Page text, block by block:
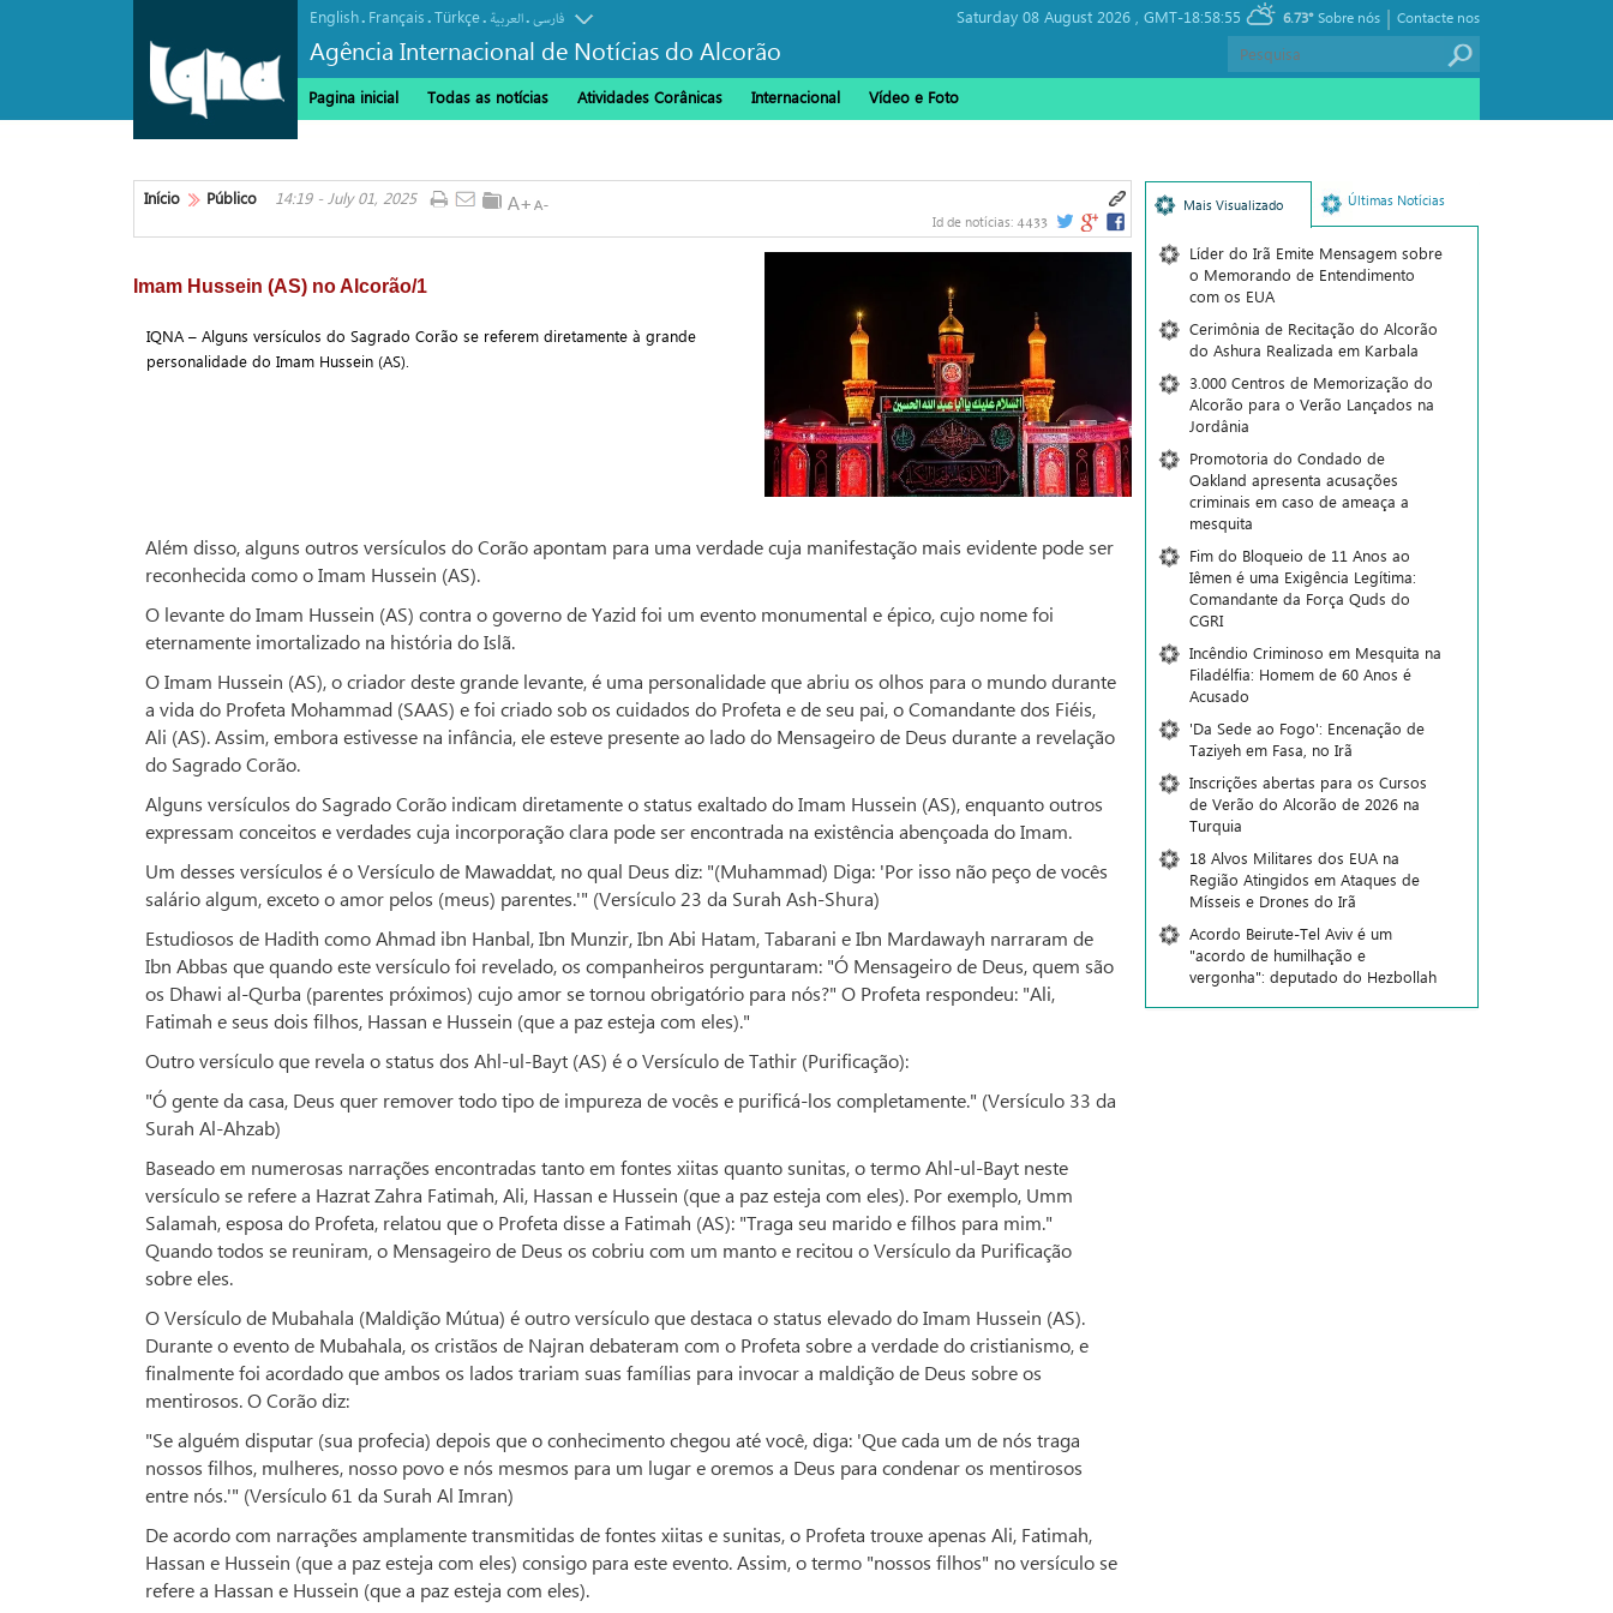
English. Français.Türkçe. العربیة.فارسی
Agência Internacional de Notícias do Alcorão
Saturday 08 August 2026 , GMT-18:58:55 6.73° Contacte nos
|
Sobre nós
Pagina inicial Todas as notícias Atividades Corânicas Internacional Vídeo e Foto
Início Público 14:19 - July 01, 2025
Id de notícias: 4433
Imam Hussein (AS) no Alcorão/1
IQNA – Alguns versículos do Sagrado Corão se referem diretamente à grande
personalidade do Imam Hussein (AS).
Além disso, alguns outros versículos do Corão apontam para uma verdade cuja manifestação mais evidente pode ser
reconhecida como o Imam Hussein (AS).
O levante do Imam Hussein (AS) contra o governo de Yazid foi um evento monumental e épico, cujo nome foi
eternamente imortalizado na história do Islã.
O Imam Hussein (AS), o criador deste grande levante, é uma personalidade que abriu os olhos para o mundo durante
a vida do Profeta Mohammad (SAAS) e foi criado sob os cuidados do Profeta e de seu pai, o Comandante dos Fiéis,
Ali (AS). Assim, embora estivesse na infância, ele esteve presente ao lado do Mensageiro de Deus durante a revelação
do Sagrado Corão.
Alguns versículos do Sagrado Corão indicam diretamente o status exaltado do Imam Hussein (AS), enquanto outros
expressam conceitos e verdades cuja incorporação clara pode ser encontrada na existência abençoada do Imam.
Um desses versículos é o Versículo de Mawaddat, no qual Deus diz: "(Muhammad) Diga: 'Por isso não peço de vocês
salário algum, exceto o amor pelos (meus) parentes.'" (Versículo 23 da Surah Ash-Shura)
Estudiosos de Hadith como Ahmad ibn Hanbal, Ibn Munzir, Ibn Abi Hatam, Tabarani e Ibn Mardawayh narraram de
Ibn Abbas que quando este versículo foi revelado, os companheiros perguntaram: "Ó Mensageiro de Deus, quem são
os Dhawi al-Qurba (parentes próximos) cujo amor se tornou obrigatório para nós?" O Profeta respondeu: "Ali,
Fatimah e seus dois filhos, Hassan e Hussein (que a paz esteja com eles)."
Outro versículo que revela o status dos Ahl-ul-Bayt (AS) é o Versículo de Tathir (Purificação):
"Ó gente da casa, Deus quer remover todo tipo de impureza de vocês e purificá-los completamente." (Versículo 33 da
Surah Al-Ahzab)
Baseado em numerosas narrações encontradas tanto em fontes xiitas quanto sunitas, o termo Ahl-ul-Bayt neste
versículo se refere a Hazrat Zahra Fatimah, Ali, Hassan e Hussein (que a paz esteja com eles). Por exemplo, Umm
Salamah, esposa do Profeta, relatou que o Profeta disse a Fatimah (AS): "Traga seu marido e filhos para mim."
Quando todos se reuniram, o Mensageiro de Deus os cobriu com um manto e recitou o Versículo da Purificação
sobre eles.
O Versículo de Mubahala (Maldição Mútua) é outro versículo que destaca o status elevado do Imam Hussein (AS).
Durante o evento de Mubahala, os cristãos de Najran debateram com o Profeta sobre a verdade do cristianismo, e
finalmente foi acordado que ambos os lados trariam suas famílias para invocar a maldição de Deus sobre os
mentirosos. O Corão diz:
"Se alguém disputar (sua profecia) depois que o conhecimento chegou até você, diga: 'Que cada um de nós traga
nossos filhos, mulheres, nosso povo e nós mesmos para um lugar e oremos a Deus para condenar os mentirosos
entre nós.'" (Versículo 61 da Surah Al Imran)
De acordo com narrações amplamente transmitidas de fontes xiitas e sunitas, o Profeta trouxe apenas Ali, Fatimah,
Hassan e Hussein (que a paz esteja com eles) consigo para este evento. Assim, o termo "nossos filhos" no versículo se
refere a Hassan e Hussein (que a paz esteja com eles).
Mais Visualizado Últimas Notícias
Líder do Irã Emite Mensagem sobre
o Memorando de Entendimento
com os EUA
Cerimônia de Recitação do Alcorão
do Ashura Realizada em Karbala
3.000 Centros de Memorização do
Alcorão para o Verão Lançados na
Jordânia
Promotoria do Condado de
Oakland apresenta acusações
criminais em caso de ameaça a
mesquita
Fim do Bloqueio de 11 Anos ao
Iêmen é uma Exigência Legítima:
Comandante da Força Quds do
CGRI
Incêndio Criminoso em Mesquita na
Filadélfia: Homem de 60 Anos é
Acusado
'Da Sede ao Fogo': Encenação de
Taziyeh em Fasa, no Irã
Inscrições abertas para os Cursos
de Verão do Alcorão de 2026 na
Turquia
18 Alvos Militares dos EUA na
Região Atingidos em Ataques de
Mísseis e Drones do Irã
Acordo Beirute-Tel Aviv é um
"acordo de humilhação e
vergonha": deputado do Hezbollah